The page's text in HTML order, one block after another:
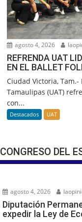
agosto 4, 2026
REFRENDA UAT
EN EL BALLET
Ciudad Victoria,
Tamaulipas (UAT)
con...
Destacados UAT
CONGRESO DEL
agosto 4, 2026
Diputación
expedir la Ley de